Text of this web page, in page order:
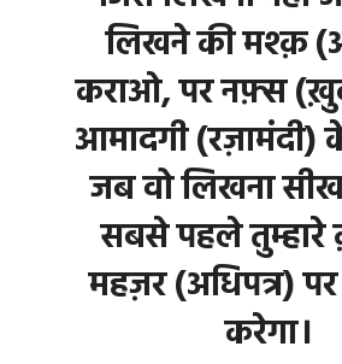
लिखने की मश्क़
कराओ, पर नफ़्स
आमादगी (रज़ामंदी)
जब वो लिखना
सबसे पहले
महज़र (अधिपत्र)
करेगा।